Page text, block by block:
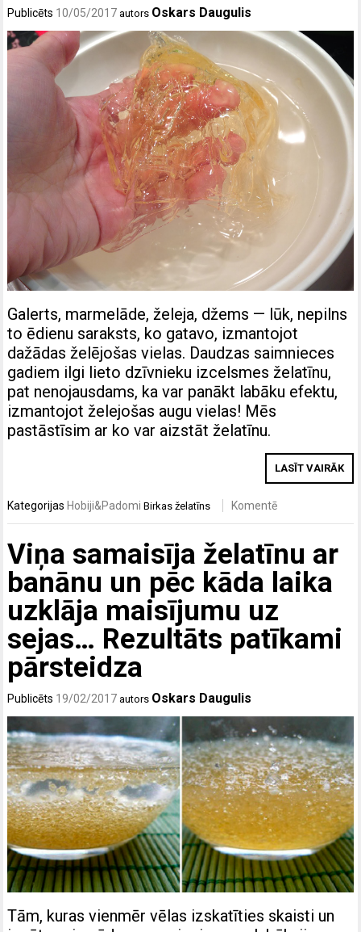
Publicēts 10/05/2017 autors Oskars Daugulis
Galerts, marmelāde, želeja, džems — lūk, nepilns
to ēdienu saraksts, ko gatavo, izmantojot
dažādas želējošas vielas. Daudzas saimnieces
gadiem ilgi lieto dzīvnieku izcelsmes želatīnu,
pat nenojausdams, ka var panākt labāku efektu,
izmantojot želejošas augu vielas! Mēs
pastāstīsim ar ko var aizstāt želatīnu.
LASĪT VAIRĀK
Kategorijas Hobiji&Padomi Birkasželatīns Komentē
Viņa samaisīja želatīnu ar
banānu un pēc kāda laika
uzklāja maisījumu uz
sejas… Rezultāts patīkami
pārsteidza
Publicēts 19/02/2017 autors Oskars Daugulis
Tām, kuras vienmēr vēlas izskatīties skaisti un